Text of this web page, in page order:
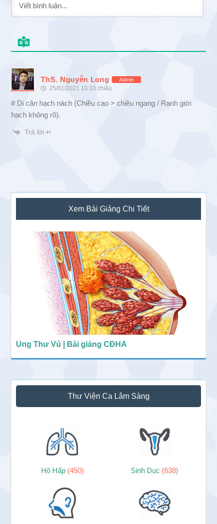
ThS. Nguyễn Long Admin
25/01/2021 10:33 chiều
# Di căn hạch nách (Chiều cao > chiều ngang / Ranh giới
hạch không rõ).
Trả lời ↵
Sidebar
chính
Xem Bài Giảng Chi Tiết
Ung Thư Vú | Bài giảng CĐHA
Thư Viện Ca Lâm Sàng
Hô Hấp (450) Sinh Dục (638)